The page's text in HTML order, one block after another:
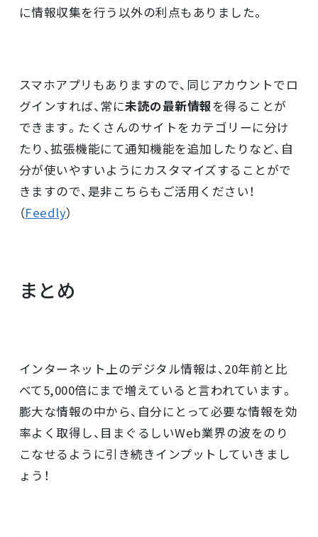
に情報収集を行う以外の利点もありました。
スマホアプリもありますので、同じアカウントでロ
グインすれば、常に未読の最新情報を得ることが
できます。たくさんのサイトをカテゴリーに分け
たり、拡張機能にて通知機能を追加したりなど、自
分が使いやすいようにカスタマイズすることがで
きますので、是非こちらもご活用ください！
（Feedly）
まとめ
インターネット上のデジタル情報は、20年前と比
べて5,000倍にまで増えていると言われています。
膨大な情報の中から、自分にとって必要な情報を効
率よく取得し、目まぐるしいWeb業界の波をのり
こなせるように引き続きインプットしていきまし
ょう！